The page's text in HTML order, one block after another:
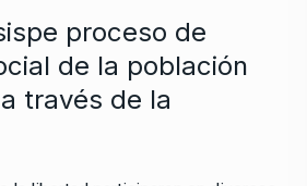
proceso de
de la población
través de la